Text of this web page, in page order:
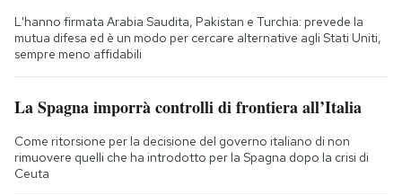
L'hanno firmata Arabia Saudita, Pakistan e Turchia: prevede la
mutua difesa ed è un modo per cercare alternative agli Stati Uniti,
sempre meno affidabili
La Spagna imporrà controlli di frontiera all’Italia
Come ritorsione per la decisione del governo italiano di non
rimuovere quelli che ha introdotto per la Spagna dopo la crisi di
Ceuta